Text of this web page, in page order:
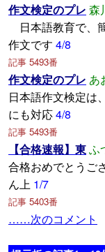
作文検定のプレ 森
日本語教育で、
作文です 4/8
記事 5493番
作文検定のプレ あ
日本語作文検定は
にも対応4/8
記事 5493番
【合格速報】東ふ
合格おめでとうご
ん上 1/7
記事 5403番
……次のコメント